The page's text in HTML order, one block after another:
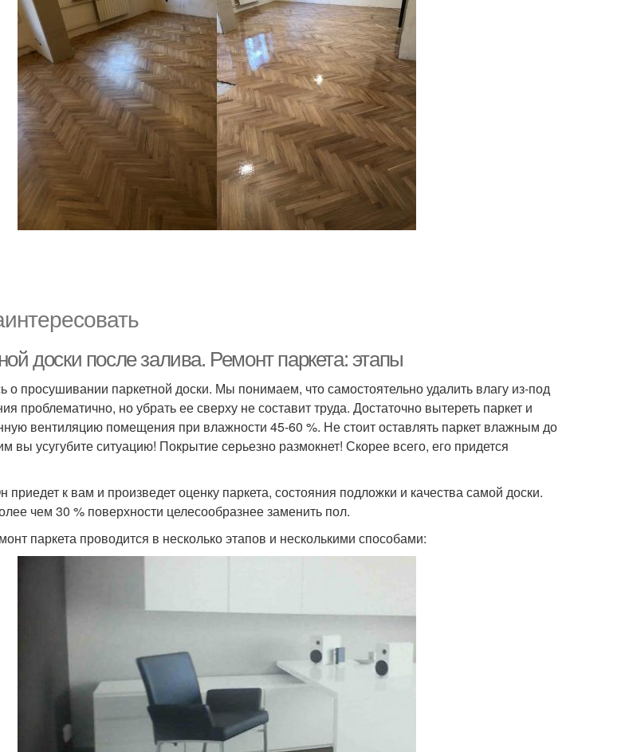
доски после залива. Ремонт паркета: этапы
о просушивании паркетной доски. Мы понимаем, что самостоятельно удалить влагу из-под
проблематично, но убрать ее сверху не составит труда. Достаточно вытереть паркет и
вентиляцию помещения при влажности 45-60 %. Не стоит оставлять паркет влажным до
вы усугубите ситуацию! Покрытие серьезно размокнет! Скорее всего, его придется
к вам и произведет оценку паркета, состояния подложки и качества самой доски.
чем 30 % поверхности целесообразнее заменить пол.
паркета проводится в несколько этапов и несколькими способами: